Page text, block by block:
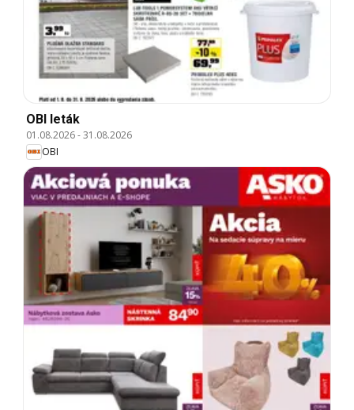
OBI leták
01.08.2026-31.08.2026
OBI